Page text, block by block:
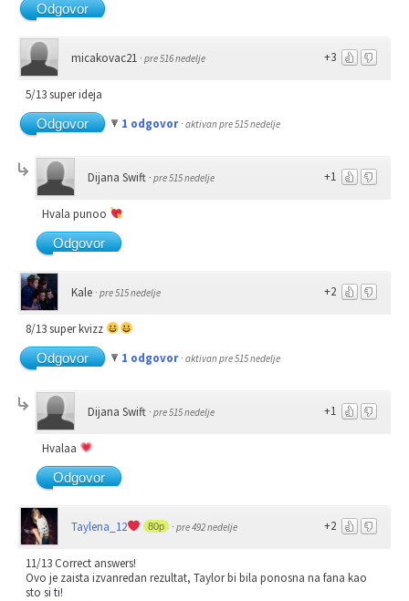
Odgovor
+3
micakovac21 · pre 516 nedelje
5/13 super ideja
Odgovor
1 odgovor · aktivan pre 515 nedelje
+1
Dijana Swift · pre 515 nedelje
Hvala punoo
Odgovor
+2
Kale · pre 515 nedelje
8/13 super kvizz
Odgovor
1 odgovor · aktivan pre 515 nedelje
+1
Dijana Swift · pre 515 nedelje
Hvalaa
Odgovor
+2
Taylena_12 80p · pre 492 nedelje
11/13 Correct answers!
Ovo je zaista izvanredan rezultat, Taylor bi bila ponosna na fana kao
sto si ti!